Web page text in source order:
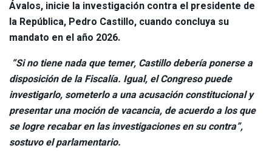
Ávalos, inicie la investigación contra el presidente de
la República, Pedro Castillo, cuando concluya su
mandato en el año 2026.
“Si no tiene nada que temer, Castillo debería ponerse a
disposición de la Fiscalía. Igual, el Congreso puede
investigarlo, someterlo a una acusación constitucional y
presentar una moción de vacancia, de acuerdo a los que
se logre recabar en las investigaciones en su contra”,
sostuvo el parlamentario.